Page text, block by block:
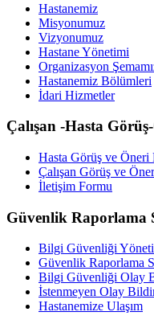
Hastanemiz
Misyonumuz
Vizyonumuz
Hastane Yönetimi
Organizasyon
Hastanemiz Bölümleri
İdari Hizmetler
Çalışan -Hasta
Hasta Görüş ve Öneri
Çalışan Görüş ve
İletişim Formu
Güvenlik Raporlama
Bilgi Güvenliği
Güvenlik Raporlama
Bilgi Güvenliği Olay
İstenmeyen Olay
Hastanemize Ulaşım